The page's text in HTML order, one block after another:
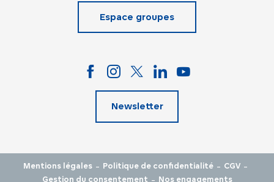
Espace groupes
Newsletter
Mentions légales - Politique de confidentialité - CGV -
Gestion du consentement - Nos engagements